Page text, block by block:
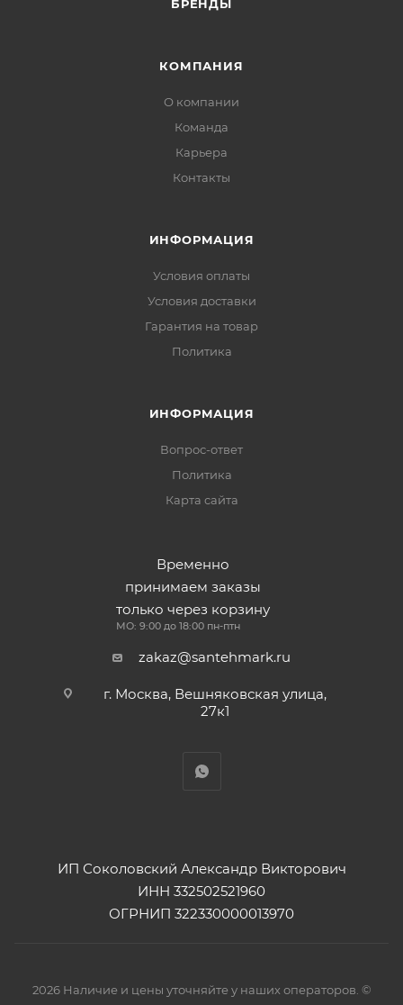
БРЕНДЫ
КОМПАНИЯ
О компании
Команда
Карьера
Контакты
ИНФОРМАЦИЯ
Условия оплаты
Условия доставки
Гарантия на товар
Политика
ИНФОРМАЦИЯ
Вопрос-ответ
Политика
Карта сайта
Временно
принимаем заказы
только через корзину
МО: 9:00 до 18:00 пн-птн
zakaz@santehmark.ru
г. Москва, Вешняковская улица,
27к1
ИП Соколовский Александр Викторович
ИНН 332502521960
ОГРНИП 322330000013970
2026 Наличие и цены уточняйте у наших операторов. ©